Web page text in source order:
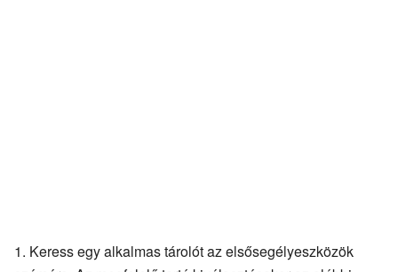
Keress egy alkalmas tárolót az elsősegélyeszközök